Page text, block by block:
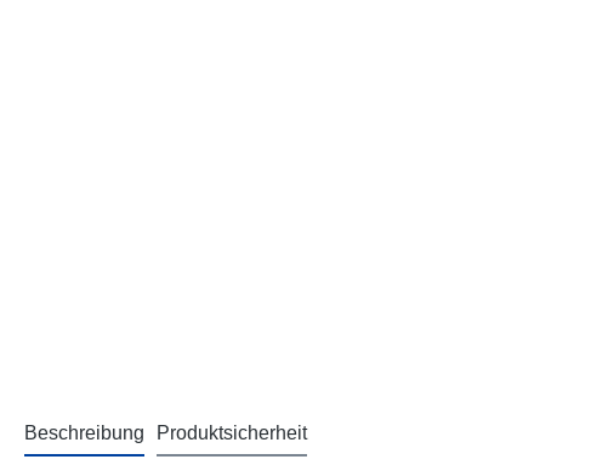
Beschreibung Produktsicherheit